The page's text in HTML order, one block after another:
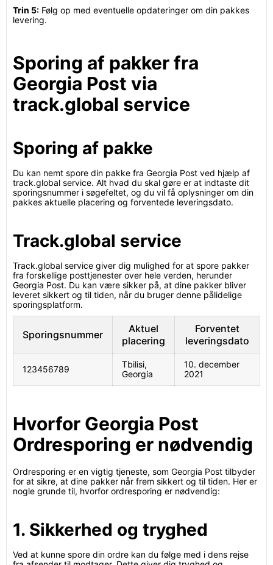
Trin 5: Følg op med eventuelle opdateringer om din pakkes
levering.
Sporing af pakker fra
Georgia Post via
track.global service
Sporing af pakke
Du kan nemt spore din pakke fra Georgia Post ved hjælp af
track.global service. Alt hvad du skal gøre er at indtaste dit
sporingsnummer i søgefeltet, og du vil få oplysninger om din
pakkes aktuelle placering og forventede leveringsdato.
Track.global service
Track.global service giver dig mulighed for at spore pakker
fra forskellige posttjenester over hele verden, herunder
Georgia Post. Du kan være sikker på, at dine pakker bliver
leveret sikkert og til tiden, når du bruger denne pålidelige
sporingsplatform.
Sporingsnummer
Aktuel
placering
Forventet
leveringsdato
123456789
Tbilisi,
Georgia
10. december
2021
Hvorfor Georgia Post
Ordresporing er nødvendig
Ordresporing er en vigtig tjeneste, som Georgia Post tilbyder
for at sikre, at dine pakker når frem sikkert og til tiden. Her er
nogle grunde til, hvorfor ordresporing er nødvendig:
1. Sikkerhed og tryghed
Ved at kunne spore din ordre kan du følge med i dens rejse